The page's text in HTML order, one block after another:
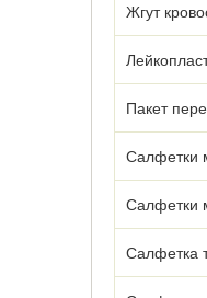
Жгут
Пакет
Салфетки
Салфетки
Салфетка